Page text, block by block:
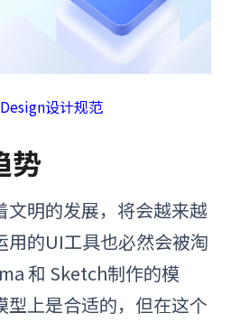
设计规范
势
文明的发展，将会越来越
用的UI工具也必然会被淘
和 Sketch制作的模
型上是合适的，但在这个